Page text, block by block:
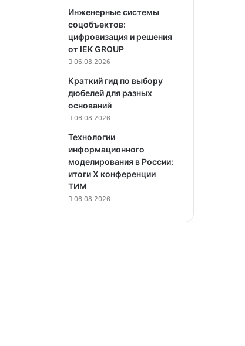
Инженерные системы
соцобъектов:
цифровизация и решения
от IEK GROUP
06.08.2026
Краткий гид по выбору
дюбелей для разных
оснований
06.08.2026
Технологии
информационного
моделирования в России:
итоги X конференции
ТИМ
06.08.2026